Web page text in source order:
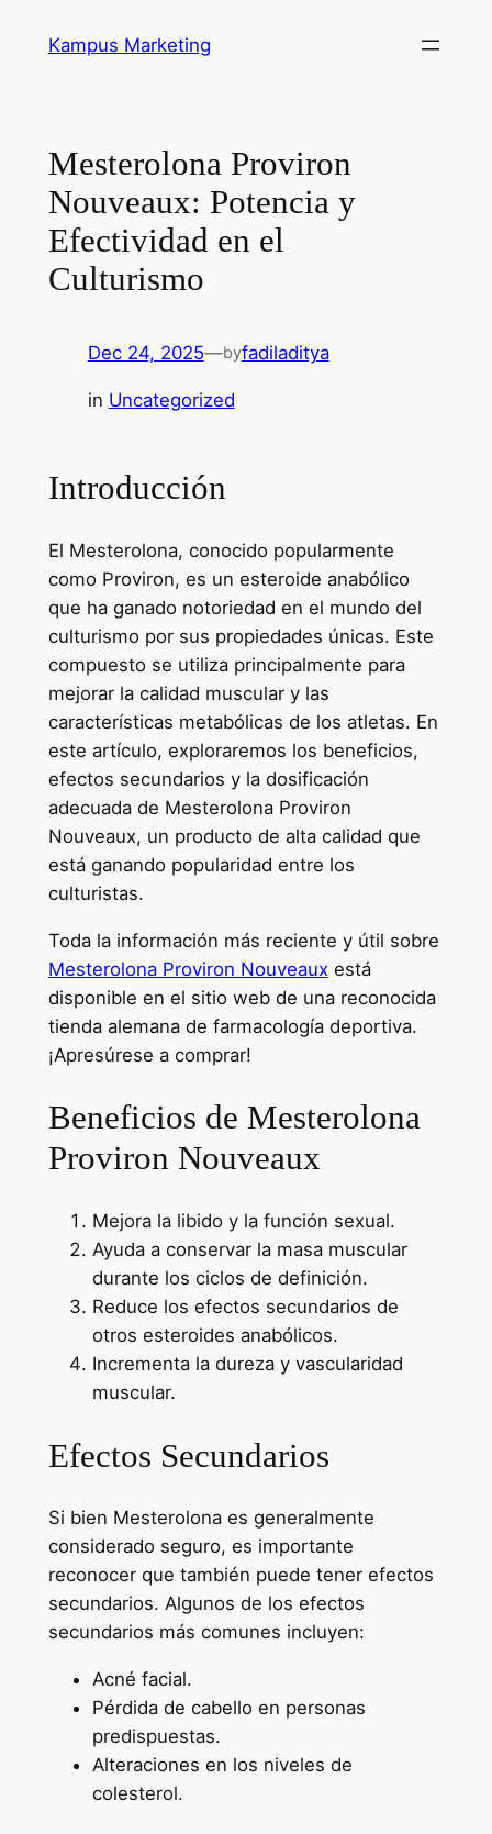
Kampus Marketing
Mesterolona Proviron
Nouveaux: Potencia y
Efectividad en el
Culturismo
Dec 24, 2025—byfadiladitya
in Uncategorized
Introducción
El Mesterolona, conocido popularmente
como Proviron, es un esteroide anabólico
que ha ganado notoriedad en el mundo del
culturismo por sus propiedades únicas. Este
compuesto se utiliza principalmente para
mejorar la calidad muscular y las
características metabólicas de los atletas. En
este artículo, exploraremos los beneficios,
efectos secundarios y la dosificación
adecuada de Mesterolona Proviron
Nouveaux, un producto de alta calidad que
está ganando popularidad entre los
culturistas.
Toda la información más reciente y útil sobre
Mesterolona Proviron Nouveaux está
disponible en el sitio web de una reconocida
tienda alemana de farmacología deportiva.
¡Apresúrese a comprar!
Beneficios de Mesterolona
Proviron Nouveaux
Mejora la libido y la función sexual.
Ayuda a conservar la masa muscular
durante los ciclos de definición.
Reduce los efectos secundarios de
otros esteroides anabólicos.
Incrementa la dureza y vascularidad
muscular.
Efectos Secundarios
Si bien Mesterolona es generalmente
considerado seguro, es importante
reconocer que también puede tener efectos
secundarios. Algunos de los efectos
secundarios más comunes incluyen:
Acné facial.
Pérdida de cabello en personas
predispuestas.
Alteraciones en los niveles de
colesterol.